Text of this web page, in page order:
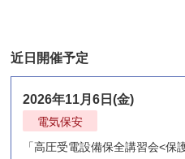
近日開催予定
2026年11月6日(金)
電気保安
「高圧受電設備保全講習会<保